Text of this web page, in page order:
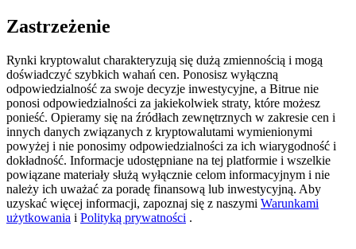
BTC Welcome Rewards
Deposit CASHCAT & Win
Share 500000 CASHCAT prize pool
Exclusive for BitMart Users
Zastrzeżenie
Rynki kryptowalut charakteryzują się dużą zmiennością i mogą
doświadczyć szybkich wahań cen. Ponosisz wyłączną
odpowiedzialność za swoje decyzje inwestycyjne, a Bitrue nie
ponosi odpowiedzialności za jakiekolwiek straty, które możesz
ponieść. Opieramy się na źródłach zewnętrznych w zakresie cen i
innych danych związanych z kryptowalutami wymienionymi
powyżej i nie ponosimy odpowiedzialności za ich wiarygodność i
dokładność. Informacje udostępniane na tej platformie i wszelkie
powiązane materiały służą wyłącznie celom informacyjnym i nie
należy ich uważać za poradę finansową lub inwestycyjną. Aby
uzyskać więcej informacji, zapoznaj się z naszymi Warunkami
użytkowania i Polityką prywatności .